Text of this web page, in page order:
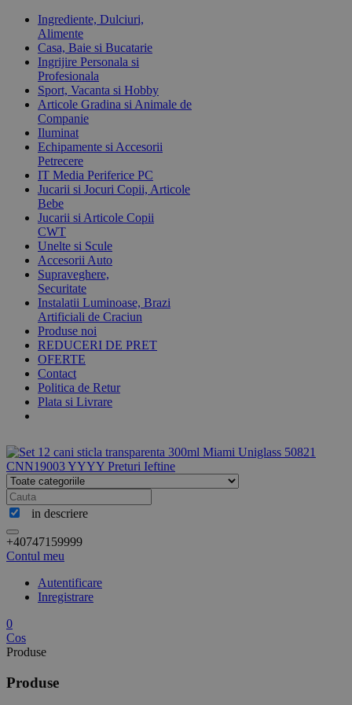
Ingrediente, Dulciuri,
Alimente
Casa, Baie si Bucatarie
Ingrijire Personala si
Profesionala
Sport, Vacanta si Hobby
Articole Gradina si Animale de
Companie
Iluminat
Echipamente si Accesorii
Petrecere
IT Media Periferice PC
Jucarii si Jocuri Copii, Articole
Bebe
Jucarii si Articole Copii
CWT
Unelte si Scule
Accesorii Auto
Supraveghere,
Securitate
Instalatii Luminoase, Brazi
Artificiali de Craciun
Produse noi
REDUCERI DE PRET
OFERTE
Contact
Politica de Retur
Plata si Livrare
in descriere
+40747159999
Contul meu
Autentificare
Inregistrare
0
Cos
Produse
Produse